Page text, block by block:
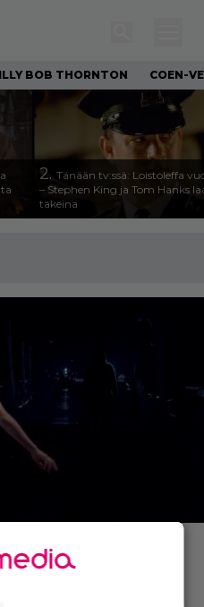
BOB THORNTON COEN-
2. Tänään tv:ssä: Loistoleffa
– Stephen King ja Tom Hanks
takeina
saa
myöhemmin –